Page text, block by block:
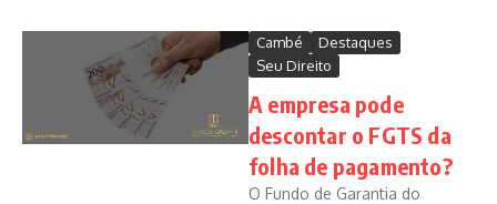
Cambé
Destaques
Seu Direito
A empresa pode
descontar o FGTS da
folha de pagamento?
O Fundo de Garantia do